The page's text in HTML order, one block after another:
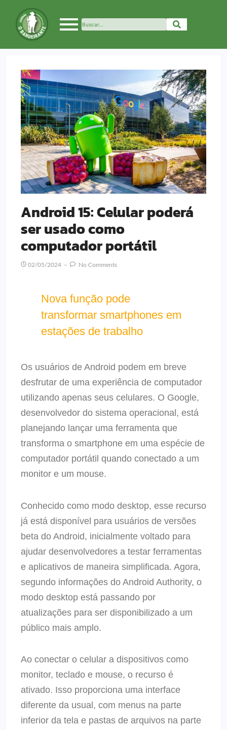
Android 15: Celular poderá
ser usado como
computador portátil
02/05/2024 No Comments
Nova função pode
transformar smartphones em
estações de trabalho
Os usuários de Android podem em breve
desfrutar de uma experiência de computador
utilizando apenas seus celulares. O Google,
desenvolvedor do sistema operacional, está
planejando lançar uma ferramenta que
transforma o smartphone em uma espécie de
computador portátil quando conectado a um
monitor e um mouse.
Conhecido como modo desktop, esse recurso
já está disponível para usuários de versões
beta do Android, inicialmente voltado para
ajudar desenvolvedores a testar ferramentas
e aplicativos de maneira simplificada. Agora,
segundo informações do Android Authority, o
modo desktop está passando por
atualizações para ser disponibilizado a um
público mais amplo.
Ao conectar o celular a dispositivos como
monitor, teclado e mouse, o recurso é
ativado. Isso proporciona uma interface
diferente da usual, com menus na parte
inferior da tela e pastas de arquivos na parte